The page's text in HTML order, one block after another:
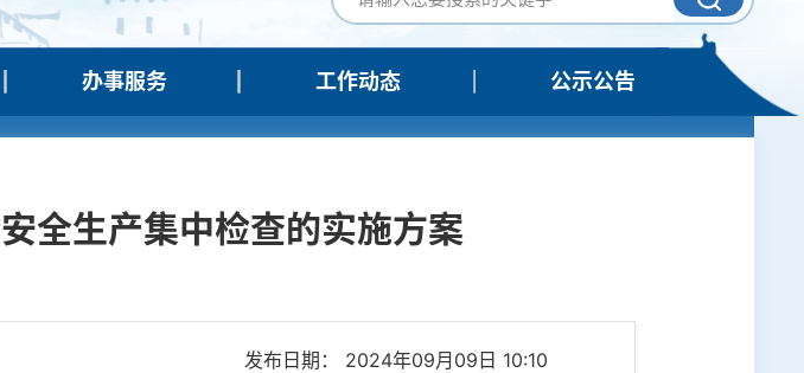
办事服务 工作动态 公示公告
全生产集中检查的实施方案
发布日期： 2024年09月09日 10:10